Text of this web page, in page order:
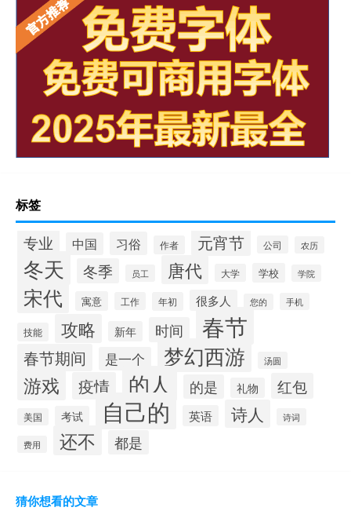
标签
专业 中国 习俗 作者 元宵节 公司 农历
冬天 冬季 员工 唐代 大学 学校 学院
宋代 寓意 工作 年初 很多人 您的 手机
技能 攻略 新年 时间 春节
春节期间 是一个 梦幻西游 汤圆
游戏 疫情 的人 的是 礼物 红包
美国 考试 自己的 英语 诗人 诗词
费用 还不 都是
猜你想看的文章